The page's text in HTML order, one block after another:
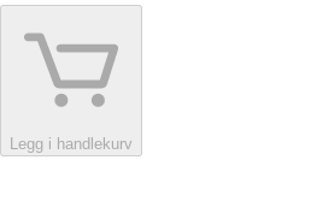
Legg i handlekurv